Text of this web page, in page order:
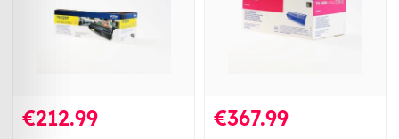
€212.99 €367.99